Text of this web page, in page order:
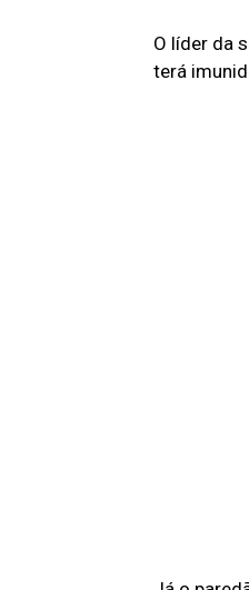
O líder da
terá